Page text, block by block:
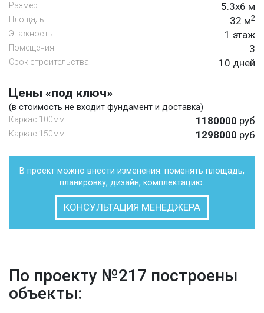
Размер 5.3х6 м
Площадь 32 м2
Этажность 1 этаж
Помещения 3
Срок строительства 10 дней
Цены «под ключ»
(в стоимость не входит фундамент и доставка)
Каркас 100мм 1180000 руб
Каркас 150мм 1298000 руб
В проект можно внести изменения: поменять площадь,
планировку, дизайн, комплектацию.
КОНСУЛЬТАЦИЯ МЕНЕДЖЕРА
По проекту №217 построены
объекты: